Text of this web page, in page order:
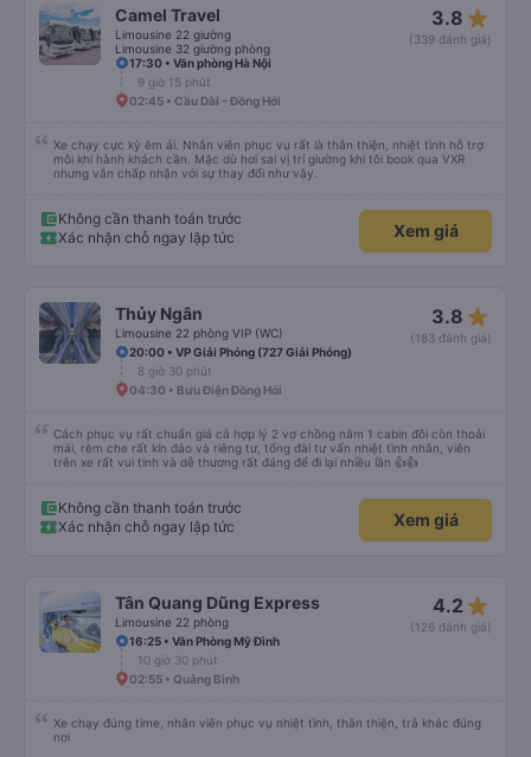
nhiên, họ đã đền bù cho tôi 100.000 VND, tôi thấy công bằng. • Tài xế không
thân thiện: Tài xế không thực sự thân thiện hoặc hữu ích, nhưng không đến
mức không thể chịu nổi. • Xe buýt quá đông ở Đà Nẵng: Khi chúng tôi
chuyển sang xe buýt khác để đến khách sạn của mình ở Đà Nẵng, xe quá
đông và tôi phải ngồi trên một chiếc ghế nhựa ở lối đi giữa, điều này không lý
tưởng. Nhìn chung: Mặc dù có một vài bất tiện nhỏ, tôi đã có trải nghiệm
tích cực với công ty này. Đây là dịch vụ xe buýt tốt nhất mà tôi từng sử
Camel Travel
Limousine 22 giường
Limousine 32 giường phòng
3.8 star_rate
(339 đánh giá)
17:30 • Văn phòng Hà Nội
9 giờ 15 phút
02:45 • Cầu Dài - Đồng Hới
Xe chạy cực kỳ êm ái. Nhân viên phục vụ rất là thân thiện, nhiệt tình hỗ trợ
mỗi khi hành khách cần. Mặc dù hơi sai vị trí giường khi tôi book qua VXR
nhưng vẫn chấp nhận với sự thay đổi như vậy.
Không cần thanh toán trước
Xác nhận chỗ ngay lập tức
Xem giá
Thủy Ngân
Limousine 22 phòng VIP (WC)
3.8 star_rate
(183 đánh giá)
20:00 • VP Giải Phóng (727 Giải Phóng)
8 giờ 30 phút
04:30 • Bưu Điện Đồng Hới
Cách phục vụ rất chuẩn giá cả hợp lý 2 vợ chồng nằm 1 cabin đôi còn thoải
mái, rèm che rất kín đáo và riêng tư, tổng đài tư vấn nhiệt tình nhân, viên
trên xe rất vui tính và dễ thương rất đáng để đi lại nhiều lần 👍👍
Không cần thanh toán trước
Xác nhận chỗ ngay lập tức
Xem giá
Tân Quang Dũng Express
Limousine 22 phòng
4.2 star_rate
(126 đánh giá)
16:25 • Văn Phòng Mỹ Đình
10 giờ 30 phút
02:55 • Quảng Bình
Xe chạy đúng time, nhân viên phục vụ nhiệt tình, thân thiện, trả khác đúng
nơi